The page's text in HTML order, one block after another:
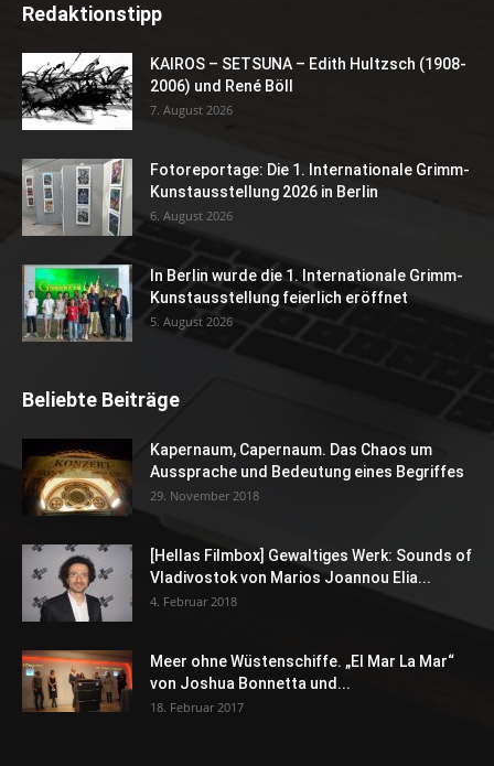
Redaktionstipp
KAIROS – SETSUNA – Edith Hultzsch (1908-
2006) und René Böll
7. August 2026
Fotoreportage: Die 1. Internationale Grimm-
Kunstausstellung 2026 in Berlin
6. August 2026
In Berlin wurde die 1. Internationale Grimm-
Kunstausstellung feierlich eröffnet
5. August 2026
Beliebte Beiträge
Kapernaum, Capernaum. Das Chaos um
Aussprache und Bedeutung eines Begriffes
29. November 2018
[Hellas Filmbox] Gewaltiges Werk: Sounds of
Vladivostok von Marios Joannou Elia...
4. Februar 2018
Meer ohne Wüstenschiffe. „El Mar La Mar“
von Joshua Bonnetta und...
18. Februar 2017